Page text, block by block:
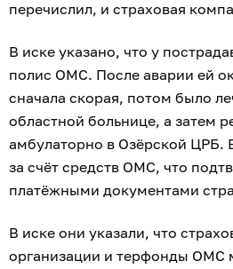
перечислил, и страховая
В иске указано, что у
полис ОМС. После аварии ей
сначала скорая, потом было
областной больнице, а затем
амбулаторно в Озёрской ЦРБ.
за счёт средств ОМС, что
платёжными документами
В иске они указали, что
организации и терфонды ОМС